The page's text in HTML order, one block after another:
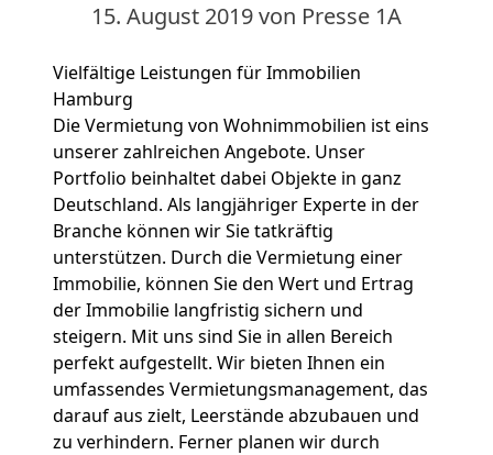
15. August 2019von Presse 1A
Vielfältige Leistungen für Immobilien
Hamburg
Die Vermietung von Wohnimmobilien ist eins
unserer zahlreichen Angebote. Unser
Portfolio beinhaltet dabei Objekte in ganz
Deutschland. Als langjähriger Experte in der
Branche können wir Sie tatkräftig
unterstützen. Durch die Vermietung einer
Immobilie, können Sie den Wert und Ertrag
der Immobilie langfristig sichern und
steigern. Mit uns sind Sie in allen Bereich
perfekt aufgestellt. Wir bieten Ihnen ein
umfassendes Vermietungsmanagement, das
darauf aus zielt, Leerstände abzubauen und
zu verhindern. Ferner planen wir durch